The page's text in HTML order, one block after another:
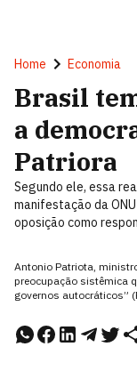
Home Economia
Brasil
a
Patriora
Segundo ele, essa
manifestação da
oposição como
Antonio Patriota,
preocupação sistêmica
governos autocráticos”